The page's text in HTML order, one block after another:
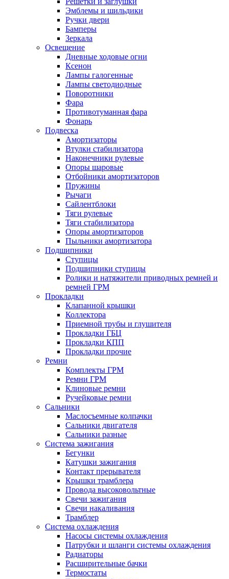
Эмблемы и шильдики
Ручки двери
Бамперы
Зеркала
Освещение
Дневные ходовые огни
Ксенон
Лампы галогенные
Лампы светодиодные
Поворотники
Фара
Противотуманная фара
Фонарь
Подвеска
Амортизаторы
Втулки стабилизатора
Наконечники рулевые
Опоры шаровые
Отбойники амортизаторов
Пружины
Рычаги
Сайлентблоки
Тяги рулевые
Тяги стабилизатора
Опоры амортизаторов
Пыльники амортизатора
Подшипники
Ступицы
Подшипники ступицы
Ролики и натяжители приводных ремней и
ремней ГРМ
Прокладки
Клапанной крышки
Коллектора
Приемной трубы и глушителя
Прокладки ГБЦ
Прокладки КПП
Прокладки прочие
Ремни
Комплекты ГРМ
Ремни ГРМ
Клиновые ремни
Ручейковые ремни
Сальники
Маслосъемные колпачки
Сальники двигателя
Сальники разные
Система зажигания
Бегунки
Катушки зажигания
Контакт прерывателя
Крышки трамблера
Провода высоковольтные
Свечи зажигания
Свечи накаливания
Трамблер
Система охлаждения
Насосы системы охлаждения
Патрубки и шланги системы охлаждения
Радиаторы
Расширительные бачки
Термостаты